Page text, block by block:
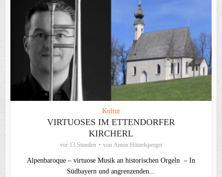
Kultur
VIRTUOSES IM ETTENDORFER
KIRCHERL
vor 13 Stunden von Anton Hötzelsperger
Alpenbaroque – virtuose Musik an historischen Orgeln – In
Südbayern und angrenzenden...